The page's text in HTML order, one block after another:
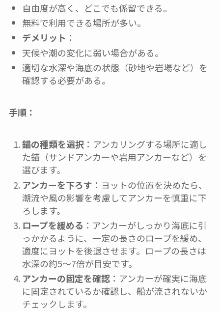
自由度が高く、どこでも係留できる。
無料で利用できる場所が多い。
デメリット ：
天候や潮の変化に弱い場合がある。
適切な水深や海底の状態（砂地や岩場など）を
確認する必要がある。
手順：
錨の種類を選択 ：アンカリングする場所に適し
た錨（サンドアンカーや岩用アンカーなど）を
選びます。
アンカーを下ろす ：ヨットの位置を決めたら、
潮流や風の影響を考慮してアンカーを慎重に下
ろします。
ロープを緩める ：アンカーがしっかり海底に引
っかかるように、一定の長さのロープを緩め、
適度にヨットを後退させます。ロープの長さは
水深の約5〜7倍が目安です。
アンカーの固定を確認：アンカーが確実に海底
に固定されているか確認し、船が流されないか
チェックします。